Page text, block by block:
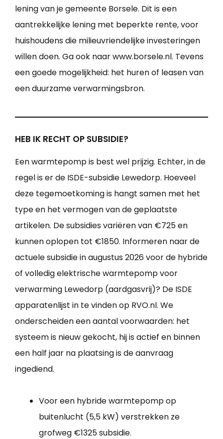
lening van je gemeente Borsele. Dit is een
aantrekkelijke lening met beperkte rente, voor
huishoudens die milieuvriendelijke investeringen
willen doen. Ga ook naar www.borsele.nl. Tevens
een goede mogelijkheid: het huren of leasen van
een duurzame verwarmingsbron.
HEB IK RECHT OP SUBSIDIE?
Een warmtepomp is best wel prijzig. Echter, in de
regel is er de ISDE-subsidie Lewedorp. Hoeveel
deze tegemoetkoming is hangt samen met het
type en het vermogen van de geplaatste
artikelen. De subsidies variëren van €725 en
kunnen oplopen tot €1850. Informeren naar de
actuele subsidie in augustus 2026 voor de hybride
of volledig elektrische warmtepomp voor
verwarming Lewedorp (aardgasvrij)? De ISDE
apparatenlijst in te vinden op RVO.nl. We
onderscheiden een aantal voorwaarden: het
systeem is nieuw gekocht, hij is actief en binnen
een half jaar na plaatsing is de aanvraag
ingediend.
Voor een hybride warmtepomp op
buitenlucht (5,5 kW) verstrekken ze
grofweg €1325 subsidie.